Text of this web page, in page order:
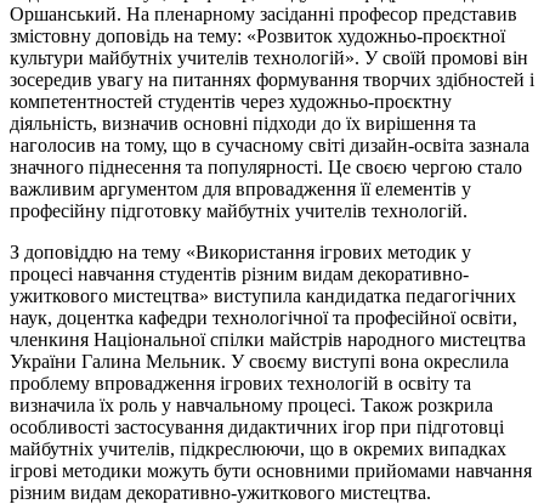
Оршанський. На пленарному засіданні професор представив
змістовну доповідь на тему: «Розвиток художньо-проєктної
культури майбутніх учителів технологій». У своїй промові він
зосередив увагу на питаннях формування творчих здібностей і
компетентностей студентів через художньо-проєктну
діяльність, визначив основні підходи до їх вирішення та
наголосив на тому, що в сучасному світі дизайн-освіта зазнала
значного піднесення та популярності. Це своєю чергою стало
важливим аргументом для впровадження її елементів у
професійну підготовку майбутніх учителів технологій.
З доповіддю на тему «Використання ігрових методик у
процесі навчання студентів різним видам декоративно-
ужиткового мистецтва» виступила кандидатка педагогічних
наук, доцентка кафедри технологічної та професійної освіти,
членкиня Національної спілки майстрів народного мистецтва
України Галина Мельник. У своєму виступі вона окреслила
проблему впровадження ігрових технологій в освіту та
визначила їх роль у навчальному процесі. Також розкрила
особливості застосування дидактичних ігор при підготовці
майбутніх учителів, підкреслюючи, що в окремих випадках
ігрові методики можуть бути основними прийомами навчання
різним видам декоративно-ужиткового мистецтва.